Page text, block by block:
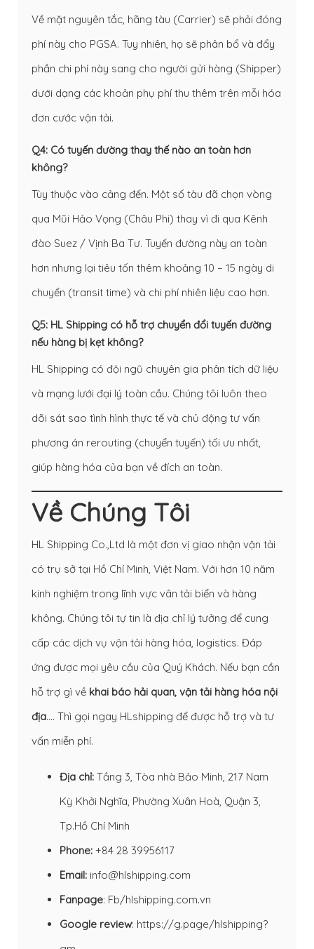
Về mặt nguyên tắc, hãng tàu (Carrier) sẽ phải đóng
phí này cho PGSA. Tuy nhiên, họ sẽ phân bổ và đẩy
phần chi phí này sang cho người gửi hàng (Shipper)
dưới dạng các khoản phụ phí thu thêm trên mỗi hóa
đơn cước vận tải.
Q4: Có tuyến đường thay thế nào an toàn hơn
không?
Tùy thuộc vào cảng đến. Một số tàu đã chọn vòng
qua Mũi Hảo Vọng (Châu Phi) thay vì đi qua Kênh
đào Suez / Vịnh Ba Tư. Tuyến đường này an toàn
hơn nhưng lại tiêu tốn thêm khoảng 10 – 15 ngày di
chuyển (transit time) và chi phí nhiên liệu cao hơn.
Q5: HL Shipping có hỗ trợ chuyển đổi tuyến đường
nếu hàng bị kẹt không?
HL Shipping có đội ngũ chuyên gia phân tích dữ liệu
và mạng lưới đại lý toàn cầu. Chúng tôi luôn theo
dõi sát sao tình hình thực tế và chủ động tư vấn
phương án rerouting (chuyển tuyến) tối ưu nhất,
giúp hàng hóa của bạn về đích an toàn.
Về Chúng Tôi
HL Shipping Co.,Ltd là một đơn vị giao nhận vận tải
có trụ sở tại Hồ Chí Minh, Việt Nam. Với hơn 10 năm
kinh nghiệm trong lĩnh vực vân tải biển và hàng
không. Chúng tôi tự tin là địa chỉ lý tưởng để cung
cấp các dịch vụ vận tải hàng hóa, logistics. Đáp
ứng được mọi yêu cầu của Quý Khách. Nếu bạn cần
hỗ trợ gì về khai báo hải quan, vận tải hàng hóa nội
địa…. Thì gọi ngay HLshipping để được hỗ trợ và tư
vấn miễn phí.
Địa chỉ: Tầng 3, Tòa nhà Bảo Minh, 217 Nam
Kỳ Khởi Nghĩa, Phường Xuân Hoà, Quận 3,
Tp.Hồ Chí Minh
Phone: +84 28 39956117
Email: info@hlshipping.com
Fanpage: Fb/hlshipping.com.vn
Google review: https://g.page/hlshipping?